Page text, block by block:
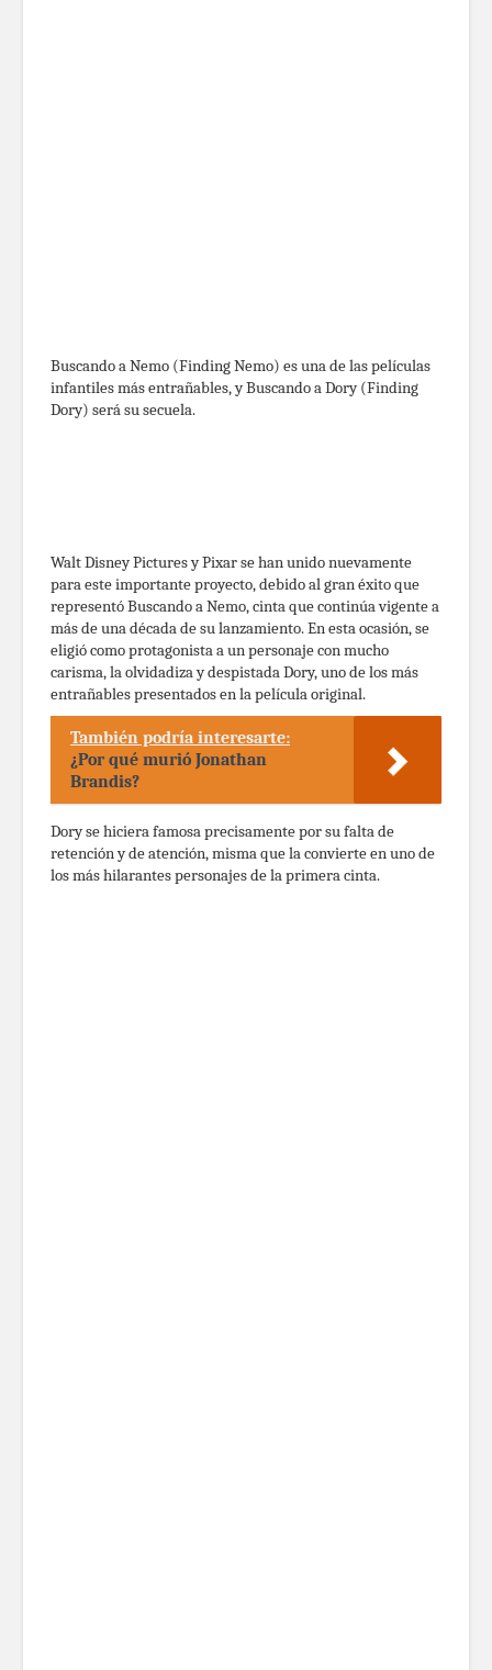
Buscando a Nemo (Finding Nemo) es una de las películas
infantiles más entrañables, y Buscando a Dory (Finding
Dory) será su secuela.
Walt Disney Pictures y Pixar se han unido nuevamente
para este importante proyecto, debido al gran éxito que
representó Buscando a Nemo, cinta que continúa vigente a
más de una década de su lanzamiento. En esta ocasión, se
eligió como protagonista a un personaje con mucho
carisma, la olvidadiza y despistada Dory, uno de los más
entrañables presentados en la película original.
También podría interesarte:
¿Por qué murió Jonathan
Brandis?
Dory se hiciera famosa precisamente por su falta de
retención y de atención, misma que la convierte en uno de
los más hilarantes personajes de la primera cinta.